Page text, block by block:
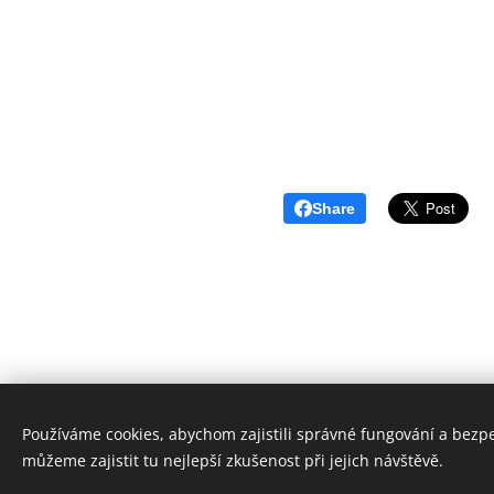
Share
Používáme cookies, abychom zajistili správné fungování a
můžeme zajistit tu nejlepší zkušenost při jejich návštěvě.